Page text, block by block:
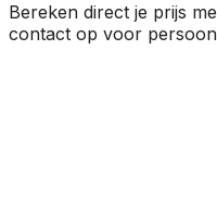
Bereken direct je prijs
contact op voor